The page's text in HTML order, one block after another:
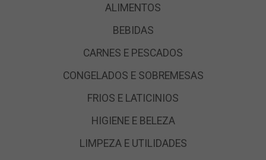
ALIMENTOS
BEBIDAS
CARNES E PESCADOS
CONGELADOS E SOBREMESAS
FRIOS E LATICINIOS
HIGIENE E BELEZA
LIMPEZA E UTILIDADES